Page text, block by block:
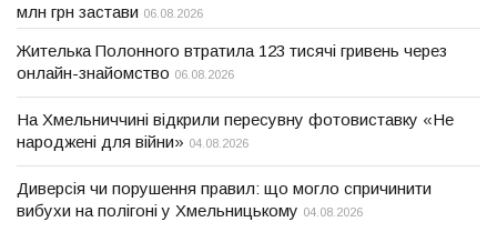
млн грн застави 06.08.2026
Жителька Полонного втратила 123 тисячі гривень через
онлайн-знайомство 06.08.2026
На Хмельниччині відкрили пересувну фотовиставку «Не
народжені для війни» 04.08.2026
Диверсія чи порушення правил: що могло спричинити
вибухи на полігоні у Хмельницькому 04.08.2026